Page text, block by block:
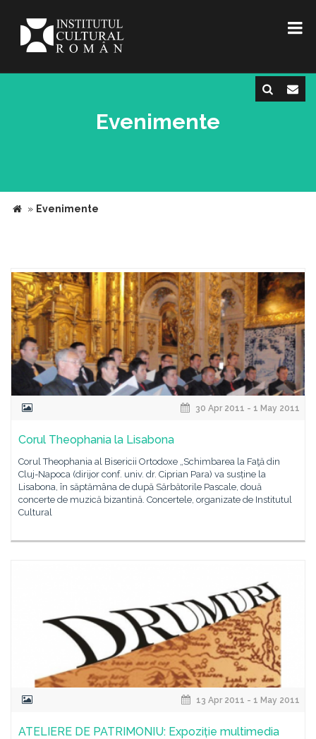
Evenimente
» Evenimente
30 Apr 2011 - 1 May 2011
Corul Theophania la Lisabona
Corul Theophania al Bisericii Ortodoxe „Schimbarea la Faţă din
Cluj-Napoca (dirijor conf. univ. dr. Ciprian Para) va susține la
Lisabona, în săptămâna de după Sărbătorile Pascale, două
concerte de muzică bizantină. Concertele, organizate de Institutul
Cultural
13 Apr 2011 - 1 May 2011
ATELIERE DE PATRIMONIU: Expoziție multimedia